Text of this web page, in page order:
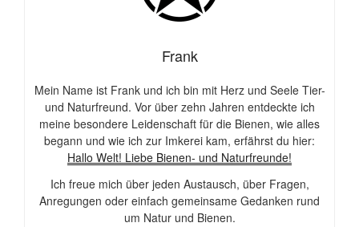
Frank
Mein Name ist Frank und ich bin mit Herz und Seele Tier-
und Naturfreund. Vor über zehn Jahren entdeckte ich
meine besondere Leidenschaft für die Bienen, wie alles
begann und wie ich zur Imkerei kam, erfährst du hier:
Hallo Welt! Liebe Bienen- und Naturfreunde!
Ich freue mich über jeden Austausch, über Fragen,
Anregungen oder einfach gemeinsame Gedanken rund
um Natur und Bienen.